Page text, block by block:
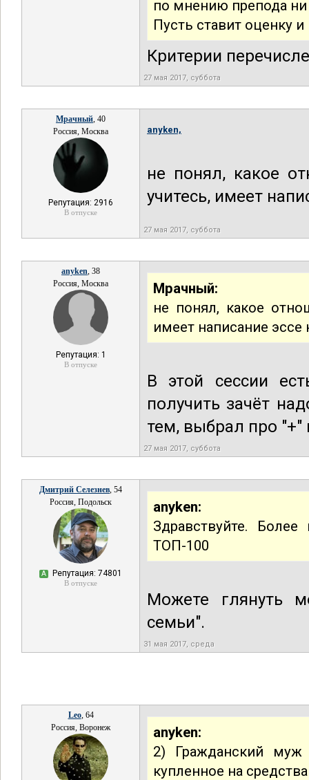
по мнению препода ни
Пусть ставит оценку
Критерии
27 мая 2017, суббота
Мрачный, 40
Россия, Москва
Репутация: 2916
В отпуске
anyken,
не понял, какое
учитесь, имеет
27 мая 2017, суббота
anyken, 38
Россия, Москва
Репутация: 1
В отпуске
Мрачный:
не понял, какое
имеет написание
В этой сессии
получить зачёт
тем, выбрал про "+"
27 мая 2017, суббота
Дмитрий Селезнев, 54
Россия, Подольск
А Репутация: 74801
В отпуске
anyken:
Здравствуйте.
ТОП-100
Можете глянуть
семьи".
31 мая 2017, среда
Leo, 64
Россия, Воронеж
anyken:
2) Гражданский
купленное на